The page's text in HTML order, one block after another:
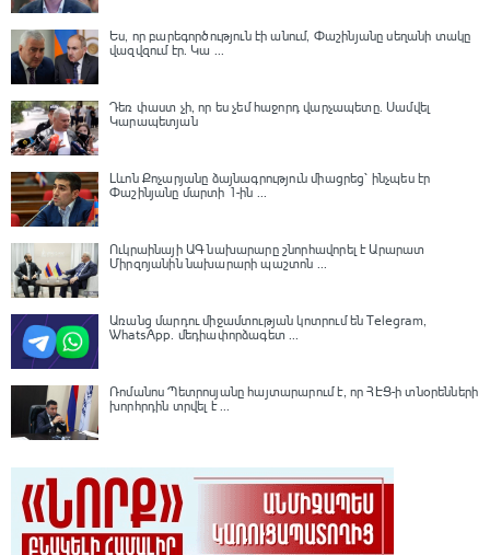
Ես, որ բարեգործություն էի անում, Փաշինյանը սեղանի տակը
վազվզում էր․ Կա ...
Դեռ փաստ չի, որ ես չեմ հաջորդ վարչապետը․ Սամվել
Կարապետյան
Լևոն Քոչարյանը ձայնագրություն միացրեց՝ ինչպես էր
Փաշինյանը մարտի 1-ին ...
Ուկրաինայի ԱԳ նախարարը շնորհավորել է Արարատ
Միրզոյանին նախարարի պաշտոն ...
Առանց մարդու միջամտության կոտրում են Telegram,
WhatsApp․ մեդիափորձագետ ...
Ռոմանոս Պետրոսյանը հայտարարում է, որ ՀԷՑ-ի տնօրենների
խորհրդին տրվել է ...